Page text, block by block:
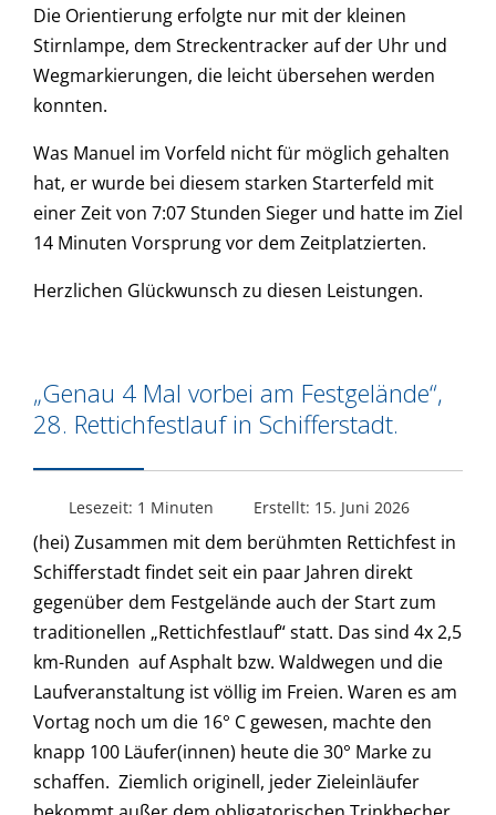
Die Orientierung erfolgte nur mit der kleinen
Stirnlampe, dem Streckentracker auf der Uhr und
Wegmarkierungen, die leicht übersehen werden
konnten.
Was Manuel im Vorfeld nicht für möglich gehalten
hat, er wurde bei diesem starken Starterfeld mit
einer Zeit von 7:07 Stunden Sieger und hatte im Ziel
14 Minuten Vorsprung vor dem Zeitplatzierten.
Herzlichen Glückwunsch zu diesen Leistungen.
„Genau 4 Mal vorbei am Festgelände“,
28. Rettichfestlauf in Schifferstadt.
Lesezeit: 1 Minuten Erstellt: 15. Juni 2026
(hei) Zusammen mit dem berühmten Rettichfest in
Schifferstadt findet seit ein paar Jahren direkt
gegenüber dem Festgelände auch der Start zum
traditionellen „Rettichfestlauf“ statt. Das sind 4x 2,5
km-Runden auf Asphalt bzw. Waldwegen und die
Laufveranstaltung ist völlig im Freien. Waren es am
Vortag noch um die 16° C gewesen, machte den
knapp 100 Läufer(innen) heute die 30° Marke zu
schaffen. Ziemlich originell, jeder Zieleinläufer